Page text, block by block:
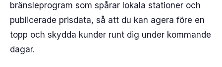
bränsleprogram som spårar lokala stationer och
publicerade prisdata, så att du kan agera före en
topp och skydda kunder runt dig under kommande
dagar.